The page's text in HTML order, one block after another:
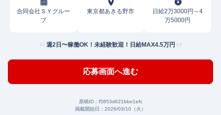
合同会社ＳＹグルー
プ
東京都あきる野市
日給2万3000円～4
万5000円
週2日〜稼働OK！未経験歓迎！日給MAX4.5万円
応募画面へ進む
原稿ID： f5853d621bbe1efc
掲載開始日： 2026/03/10（火）